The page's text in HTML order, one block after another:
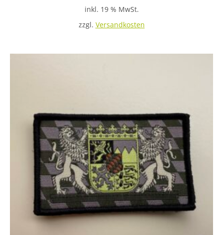
inkl. 19 % MwSt.
zzgl. Versandkosten